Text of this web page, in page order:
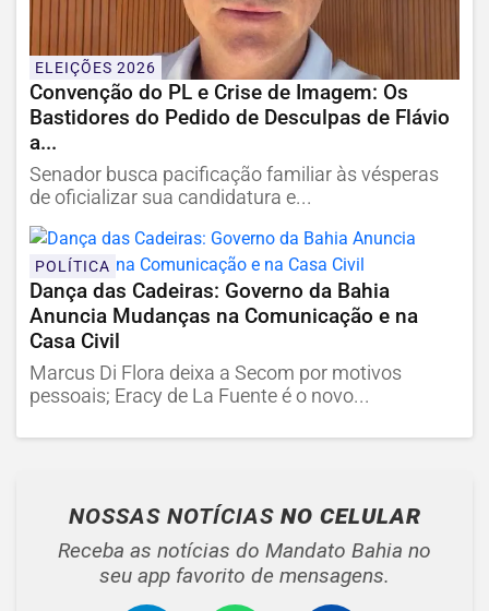
ELEIÇÕES 2026
Convenção do PL e Crise de Imagem: Os
Bastidores do Pedido de Desculpas de Flávio
a...
Senador busca pacificação familiar às vésperas
de oficializar sua candidatura e...
POLÍTICA
Dança das Cadeiras: Governo da Bahia
Anuncia Mudanças na Comunicação e na
Casa Civil
Marcus Di Flora deixa a Secom por motivos
pessoais; Eracy de La Fuente é o novo...
NOSSAS NOTÍCIAS NO CELULAR
Receba as notícias do Mandato Bahia no
seu app favorito de mensagens.